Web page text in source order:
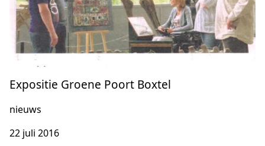
Expositie Groene Poort Boxtel
nieuws
22 juli 2016